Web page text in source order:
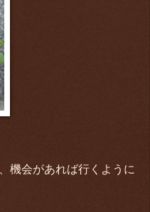
機会があれば行くように